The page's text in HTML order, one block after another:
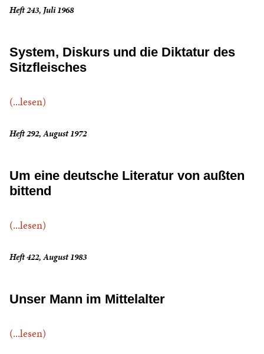
Heft 243, Juli 1968
System, Diskurs und die Diktatur des
Sitzfleisches
(...lesen)
Heft 292, August 1972
Um eine deutsche Literatur von außten
bittend
(...lesen)
Heft 422, August 1983
Unser Mann im Mittelalter
(...lesen)